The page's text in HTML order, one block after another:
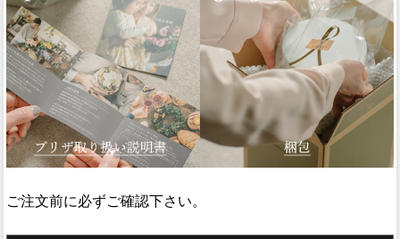
ご注文前に必ずご確認下さい。